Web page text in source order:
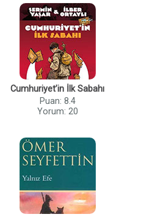
Cumhuriyet’in İlk Sabahı
Puan: 8.4
Yorum: 20